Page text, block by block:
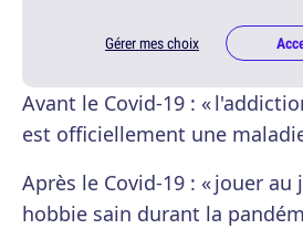
Gérer mes choix
Avant le Covid-19 : «
est officiellement une
Après le Covid-19 : « jouer
hobbie sain durant la